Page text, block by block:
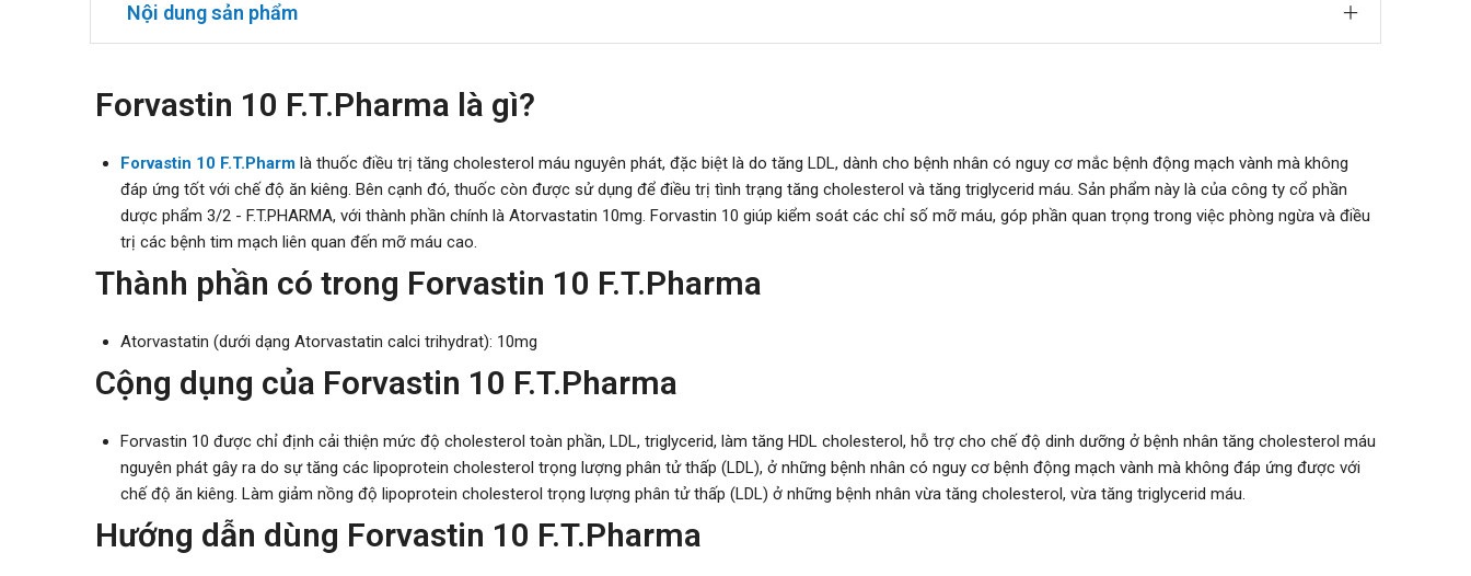
Nội dung sản phẩm
Forvastin 10 F.T.Pharma là gì?
Forvastin 10 F.T.Pharm là thuốc điều trị tăng cholesterol máu nguyên phát, đặc biệt là do tăng LDL, dành cho bệnh nhân có nguy cơ mắc bệnh động mạch vành mà không
đáp ứng tốt với chế độ ăn kiêng. Bên cạnh đó, thuốc còn được sử dụng để điều trị tình trạng tăng cholesterol và tăng triglycerid máu. Sản phẩm này là của công ty cổ phần
dược phẩm 3/2 - F.T.PHARMA, với thành phần chính là Atorvastatin 10mg. Forvastin 10 giúp kiểm soát các chỉ số mỡ máu, góp phần quan trọng trong việc phòng ngừa và điều
trị các bệnh tim mạch liên quan đến mỡ máu cao.
Thành phần có trong Forvastin 10 F.T.Pharma
Atorvastatin (dưới dạng Atorvastatin calci trihydrat): 10mg
Cộng dụng của Forvastin 10 F.T.Pharma
Forvastin 10 được chỉ định cải thiện mức độ cholesterol toàn phần, LDL, triglycerid, làm tăng HDL cholesterol, hỗ trợ cho chế độ dinh dưỡng ở bệnh nhân tăng cholesterol máu
nguyên phát gây ra do sự tăng các lipoprotein cholesterol trọng lượng phân tử thấp (LDL), ở những bệnh nhân có nguy cơ bệnh động mạch vành mà không đáp ứng được với
chế độ ăn kiêng. Làm giảm nồng độ lipoprotein cholesterol trọng lượng phân tử thấp (LDL) ở những bệnh nhân vừa tăng cholesterol, vừa tăng triglycerid máu.
Hướng dẫn dùng Forvastin 10 F.T.Pharma